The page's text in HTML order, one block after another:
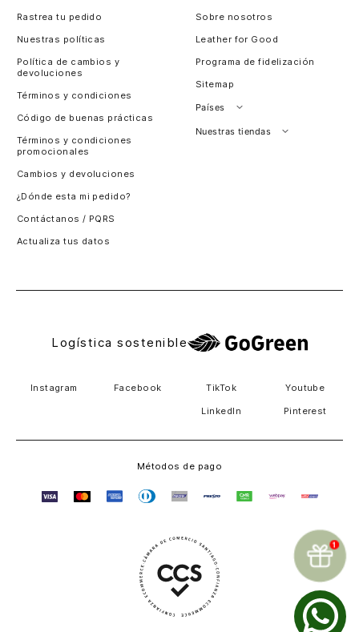
Rastrea tu pedido
Nuestras políticas
Política de cambios y
devoluciones
Términos y condiciones
Código de buenas prácticas
Términos y condiciones
promocionales
Cambios y devoluciones
¿Dónde esta mi pedido?
Contáctanos / PQRS
Actualiza tus datos
Sobre nosotros
Leather for Good
Programa de fidelización
Sitemap
Países
Perú
Nuestras tiendas
Logística sostenible
Instagram Facebook TikTok Youtube
LinkedIn Pinterest
Métodos de pago